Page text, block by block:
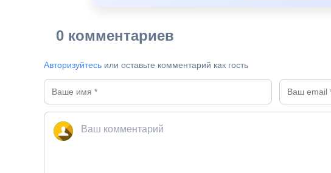
0 комментариев
Авторизуйтесь или оставьте комментарий как гость